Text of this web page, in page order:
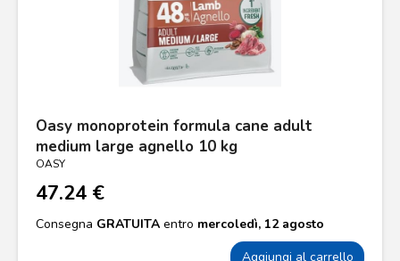
Oasy monoprotein formula cane adult
medium large agnello 10 kg
OASY
47.24 €
Consegna GRATUITA entro mercoledì, 12 agosto
Aggiungi al carrello